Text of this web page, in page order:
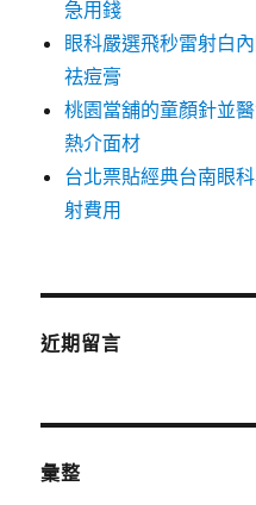
急用錢
眼科嚴選飛秒雷射白
祛痘膏
桃園當舖的童顏針並
熱介面材
台北票貼經典台南眼
射費用
近期留言
彙整